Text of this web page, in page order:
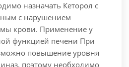
назначать Кеторол с
с нарушением
крови. Применение у
функцией печени При
повышение уровня
поэтому необходимо